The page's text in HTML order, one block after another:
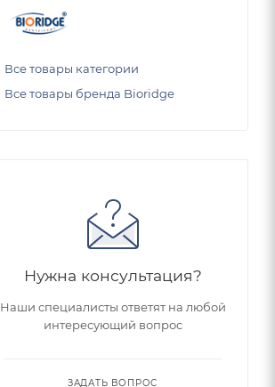
Все товары категории
Все товары бренда Bioridge
Нужна консультация?
Наши специалисты ответят на любой
интересующий вопрос
ЗАДАТЬ ВОПРОС